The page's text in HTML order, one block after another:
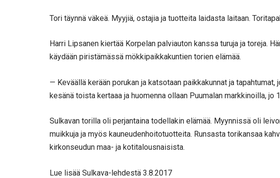
Tori täynnä väkeä. Myyjiä, ostajia ja tuotteita laidasta laitaan.
Harri Lipsanen kiertää Korpelan palviauton kanssa turuja ja toreja.
käydään piristämässä mökkipaikkakuntien torien elämää.
— Keväällä kerään porukan ja katsotaan paikkakunnat ja tapahtumat,
kesänä toista kertaaa ja huomenna ollaan Puumalan markkinoilla,
Sulkavan torilla oli perjantaina todellakin elämää. Myynnissä oli
muikkuja ja myös kauneudenhoitotuotteita. Runsasta torikansaa
kirkonseudun maa- ja kotitalousnaisista.
Lue lisää Sulkava-lehdestä 3.8.2017